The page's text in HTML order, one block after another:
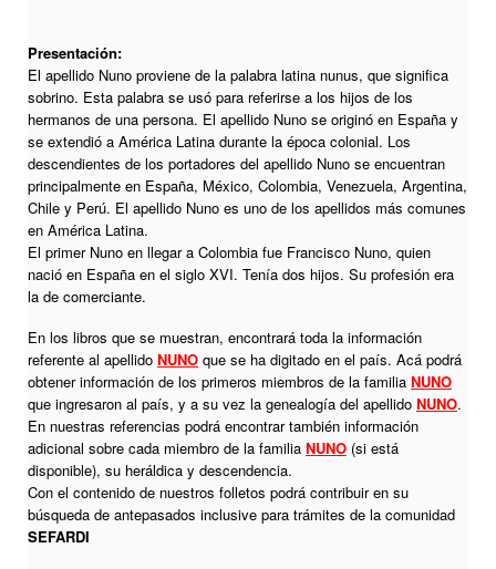
Presentación:
El apellido Nuno proviene de la palabra latina nunus, que significa
sobrino. Esta palabra se usó para referirse a los hijos de los
hermanos de una persona. El apellido Nuno se originó en España y
se extendió a América Latina durante la época colonial. Los
descendientes de los portadores del apellido Nuno se encuentran
principalmente en España, México, Colombia, Venezuela, Argentina,
Chile y Perú. El apellido Nuno es uno de los apellidos más comunes
en América Latina.
El primer Nuno en llegar a Colombia fue Francisco Nuno, quien
nació en España en el siglo XVI. Tenía dos hijos. Su profesión era
la de comerciante.
En los libros que se muestran, encontrará toda la información
referente al apellido NUNO que se ha digitado en el país. Acá podrá
obtener información de los primeros miembros de la familia NUNO
que ingresaron al país, y a su vez la genealogía del apellido NUNO.
En nuestras referencias podrá encontrar también información
adicional sobre cada miembro de la familia NUNO (si está
disponible), su heráldica y descendencia.
Con el contenido de nuestros folletos podrá contribuir en su
búsqueda de antepasados inclusive para trámites de la comunidad
SEFARDI